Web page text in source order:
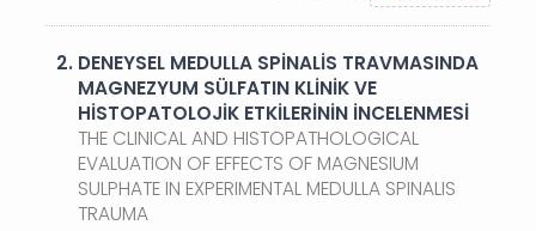
2. DENEYSEL MEDULLA SPİNALİS TRAVMASINDA
MAGNEZYUM SÜLFATIN KLİNİK VE
HİSTOPATOLOJİK ETKİLERİNİN İNCELENMESİ
THE CLINICAL AND HISTOPATHOLOGICAL
EVALUATION OF EFFECTS OF MAGNESIUM
SULPHATE IN EXPERIMENTAL MEDULLA SPINALIS
TRAUMA